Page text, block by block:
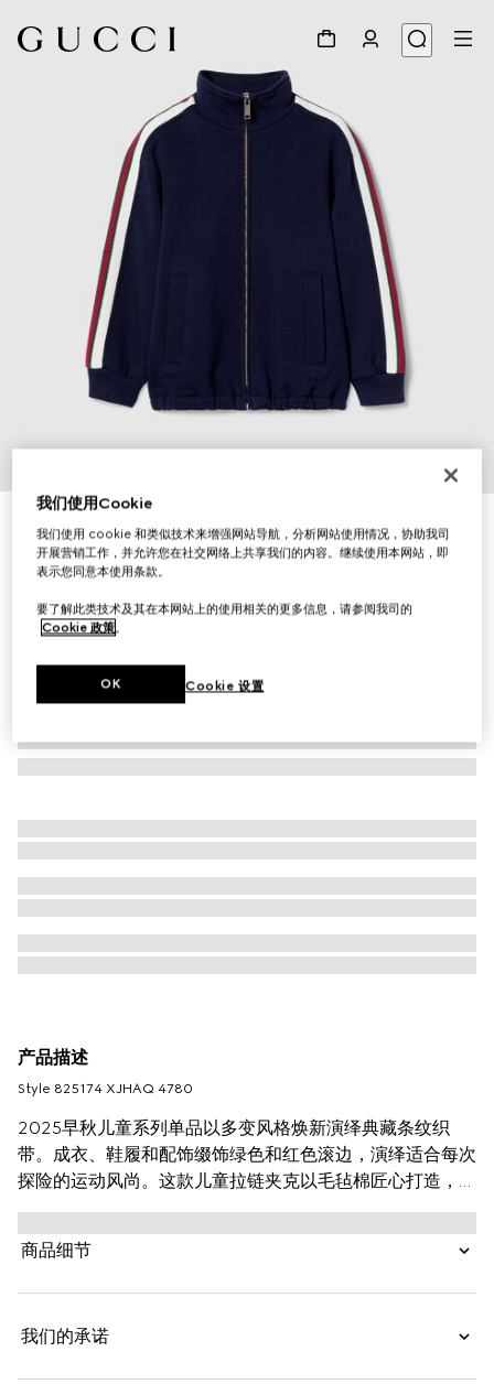
儿童棉质拉链夹克
£435
产品描述
Style ‎825174 XJHAQ 4780
2025早秋儿童系列单品以多变风格焕新演绎典藏条纹织
带。成衣、鞋履和配饰缀饰绿色和红色滚边，演绎适合每次
探险的运动风尚。这款儿童拉链夹克以毛毡棉匠心打造，巧
妙融入针织织带细节，尽释别样风采。
商品细节
我们的承诺
我们使用Cookie
我们使用 cookie 和类似技术来增强网站导航，分析网站使用情况，协助我司
开展营销工作，并允许您在社交网络上共享我们的内容。继续使用本网站，即
表示您同意本使用条款。
要了解此类技术及其在本网站上的使用相关的更多信息，请参阅我司的
Cookie 政策。
Cookie 设置
OK